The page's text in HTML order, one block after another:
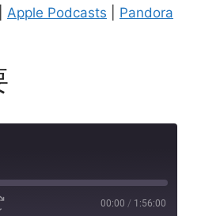
Apple Podcasts
Pandora
00:00 / 1:56:00